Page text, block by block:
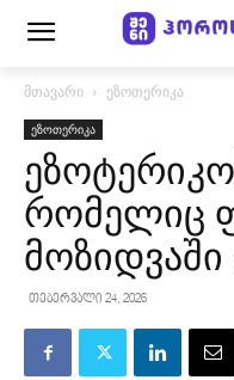
მთავარი ეზოთერიკა
ეზოთერიკა
რომელიც
თებერვალი 24, 2026